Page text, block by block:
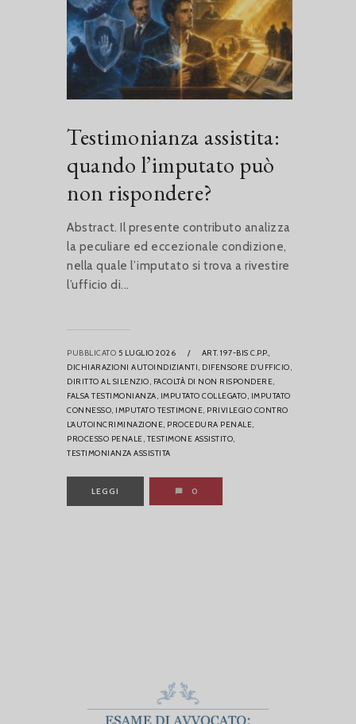
Testimonianza assistita:
quando l’imputato può
non rispondere?
Abstract. Il presente contributo analizza
la peculiare ed eccezionale condizione,
nella quale l’imputato si trova a rivestire
l’ufficio di...
PUBBLICATO 5 LUGLIO 2026 /
ART. 197-BIS C.P.P.,
DICHIARAZIONI AUTOINDIZIANTI, DIFENSORE D’UFFICIO,
DIRITTO AL SILENZIO, FACOLTÀ DI NON RISPONDERE,
FALSA TESTIMONIANZA, IMPUTATO COLLEGATO, IMPUTATO
CONNESSO, IMPUTATO TESTIMONE, PRIVILEGIO CONTRO
L’AUTOINCRIMINAZIONE, PROCEDURA PENALE,
PROCESSO PENALE, TESTIMONE ASSISTITO,
TESTIMONIANZA ASSISTITA
LEGGI 0